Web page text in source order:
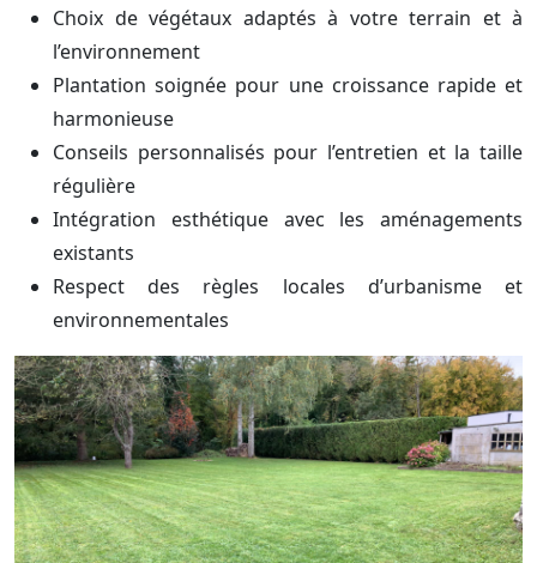
Choix de végétaux adaptés à votre terrain et à
l’environnement
Plantation soignée pour une croissance rapide et
harmonieuse
Conseils personnalisés pour l’entretien et la taille
régulière
Intégration esthétique avec les aménagements
existants
Respect des règles locales d’urbanisme et
environnementales